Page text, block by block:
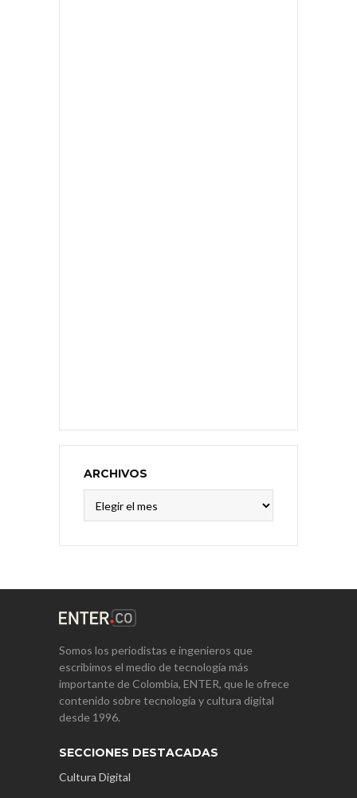
ARCHIVOS
Somos los periodistas e ingenieros que
escribimos el medio de tecnología más
importante de Colombia, ENTER, que le ofrece
contenido sobre tecnología y cultura digital
desde 1996.
SECCIONES DESTACADAS
Cultura Digital